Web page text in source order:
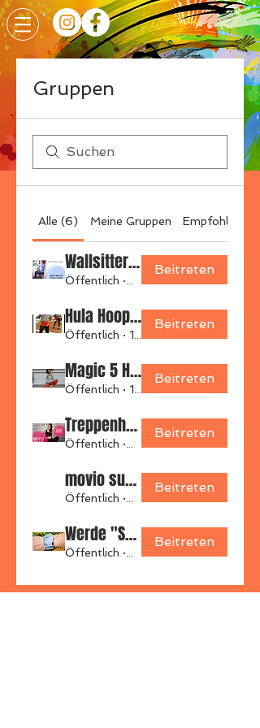
Gruppen
Alle (6) Meine Gruppen Empfohlene
Wallsitter 2021
Öffentlich ·
Beitreten
Hula Hoop Superstar 🌠
Öffentlich · 18 Mitglieder
Beitreten
Magic 5 Hero
Öffentlich · 10 Mitglieder
Beitreten
Treppenhero
Öffentlich ·
Beitreten
movio summer shape challenge: Arms & Abs
Öffentlich ·
Beitreten
Werde "Schritteking"
Öffentlich ·
Beitreten